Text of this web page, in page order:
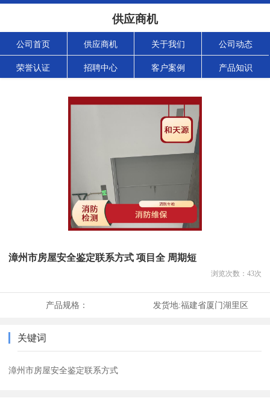
供应商机
公司首页 供应商机 关于我们 公司动态
荣誉认证 招聘中心 客户案例 产品知识
漳州市房屋安全鉴定联系方式 项目全 周期短
浏览次数： 43次
产品规格： 发货地:福建省厦门湖里区
关键词
漳州市房屋安全鉴定联系方式